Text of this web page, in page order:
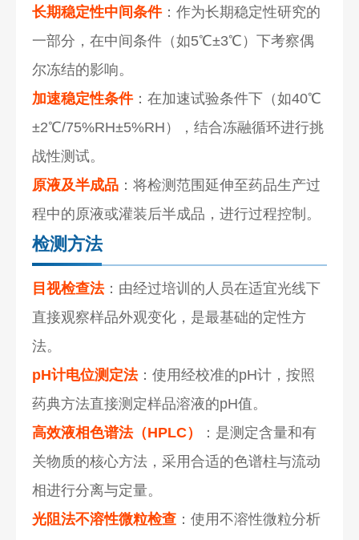
长期稳定性中间条件：作为长期稳定性研究的
一部分，在中间条件（如5℃±3℃）下考察偶
尔冻结的影响。
加速稳定性条件：在加速试验条件下（如40℃
±2℃/75%RH±5%RH），结合冻融循环进行挑
战性测试。
原液及半成品 ：将检测范围延伸至药品生产过
程中的原液或灌装后半成品，进行过程控制。
检测方法
目视检查法：由经过培训的人员在适宜光线下
直接观察样品外观变化，是最基础的定性方
法。
pH计电位测定法：使用经校准的pH计，按照
药典方法直接测定样品溶液的pH值。
高效液相色谱法（HPLC）
：是测定含量和有
关物质的核心方法，采用合适的色谱柱与流动
相进行分离与定量。
光阻法不溶性微粒检查 ：使用不溶性微粒分析